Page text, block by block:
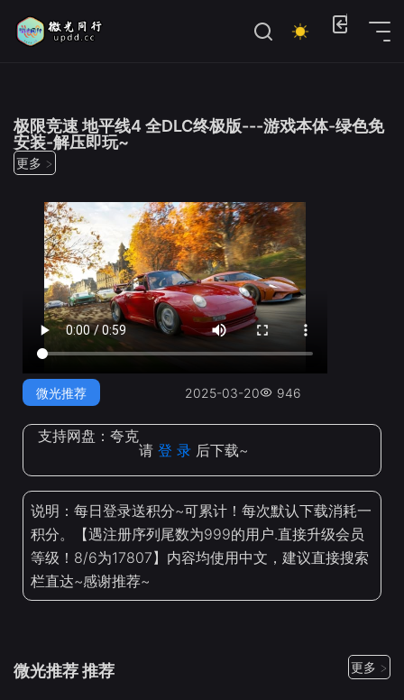
极限竞速 地平线4 全DLC终极版---游戏本体-绿色免
安装-解压即玩~
更多 >
微光推荐 2025-03-20 946
支持网盘： 夸克
请 登 录 后下载~
说明：每日登录送积分~可累计！每次默认下载消耗一
积分。【遇注册序列尾数为999的用户.直接升级会员
等级！8/6为17807】内容均使用中文，建议直接搜索
栏直达~感谢推荐~
微光推荐 推荐 更多 >